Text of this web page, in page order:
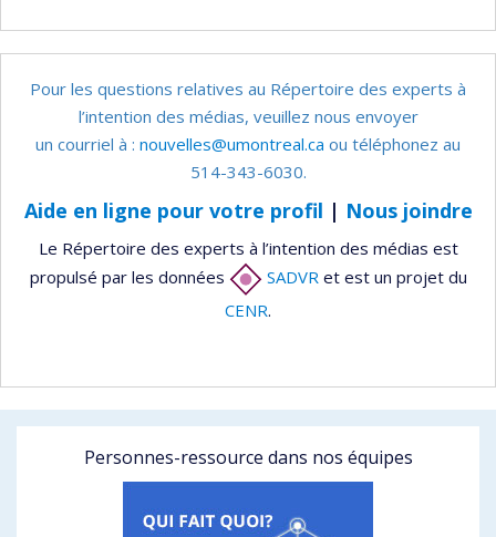
Pour les questions relatives au Répertoire des experts à
l’intention des médias, veuillez nous envoyer
un courriel à : nouvelles@umontreal.ca ou téléphonez au
514-343-6030.
Aide en ligne pour votre profil | Nous joindre
Le Répertoire des experts à l’intention des médias est
propulsé par les données
SADVRet est un projet du
CENR.
Personnes-ressource dans nos équipes